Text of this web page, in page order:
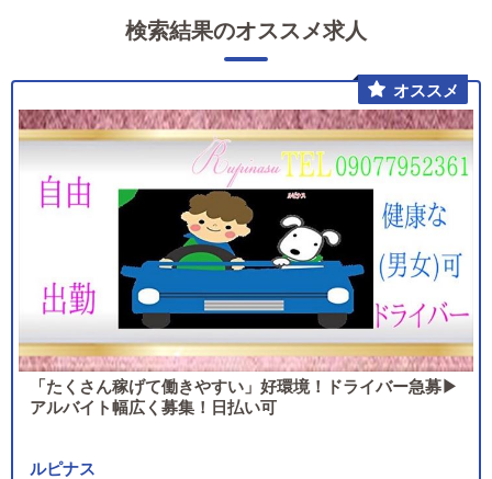
検索結果のオススメ求人
「たくさん稼げて働きやすい」好環境！ドライバー急募▶
アルバイト幅広く募集！日払い可
ルピナス